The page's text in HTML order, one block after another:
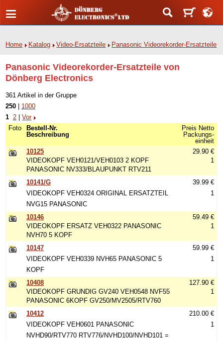
Home Katalog Video-Ersatzteile Panasonic Videorekorder-Ersatzteile
Panasonic Videorekorder-Ersatzteile von
Dönberg Electronics
361 Artikel in der Gruppe
250
1000
1 2 |Vor
Foto
Bestell-Nr.
Beschreibung
Preis Netto
Packungs-
einheit
10125
VIDEOKOPF VEH0121/VEH0103 2 KOPF
PANASONIC NV333/BLAUPUNKT RTV211
29.90 €
1
10141/G
VIDEOKOPF VEH0324 ORIGINAL ERSATZTEIL
NVG15 PANASONIC
39.99 €
1
10146
VIDEOKOPF ERSATZ VEH0322 PANASONIC
NVH70 5 KOPF
59.49 €
1
10147
VIDEOKOPF VEH0339 NVH65 PANASONIC 5
KOPF
59.99 €
1
10408
VIDEOKOPF GRUNDIG GV240 VEH0548 NVF55
PANASONIC 6KOPF GV250/MV2505/RTV760
127.90 €
1
10412
VIDEOKOPF VEH0601 PANASONIC
NVHD90/RTV770 RTV776/NVHD100/NVHD101 =
210.00 €
1